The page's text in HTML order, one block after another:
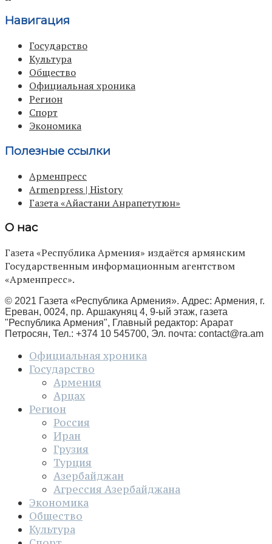
Навигация
Государство
Культура
Общество
Официальная хроника
Регион
Спорт
Экономика
Полезные ссылки
Арменпресс
Armenpress | History
Газета «Айастани Анрапетутюн»
О нас
Газета «Республика Армения» издаётся армянским
Государственным информационным агентством
«Арменпресс».
© 2021 Газета «Республика Армения». Адрес: Армения, г.
Ереван, 0024, пр. Аршакуняц 4, 9-ый этаж, газета
"Республика Армения", Главный редактор: Арарат
Петросян, Тел.: +374 10 545700, Эл. почта: contact@ra.am
Официальная хроника
Государство
Армения
Арцах
Регион
Россия
Иран
Грузия
Турция
Азербайджан
Агрессия Азербайджана
Экономика
Общество
Культура